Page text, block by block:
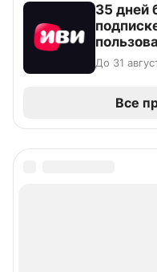
35 дней
До 31
Все